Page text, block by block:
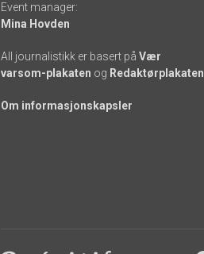
Event manager:
Mina Hovden
All journalistikk er basert på Vær
varsom-plakaten og Redaktørplakaten
Om informasjonskapsler
Footer